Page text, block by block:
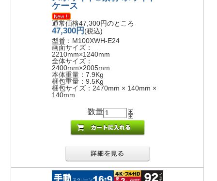
ケース
通常価格47,300円のところ
47,300円 (税込)
型番：M100XWH-E24
画面サイズ：
2210mm×1240mm
全体サイズ：
2400mm×2005mm
本体重量：7.9Kg
梱包重量：9.5Kg
梱包サイズ：2470mm × 140mm ×
140mm
数量